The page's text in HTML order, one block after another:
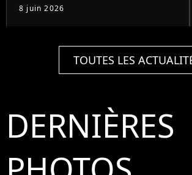
8 juin 2026
TOUTES LES
DERNIÈRES